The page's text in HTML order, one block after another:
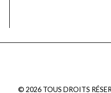
© 2026TOUS DROITS